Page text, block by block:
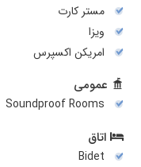
مستر کارت
ویزا
امریکن اکسپرس
عمومی
Soundproof Rooms
اتاق
Bidet